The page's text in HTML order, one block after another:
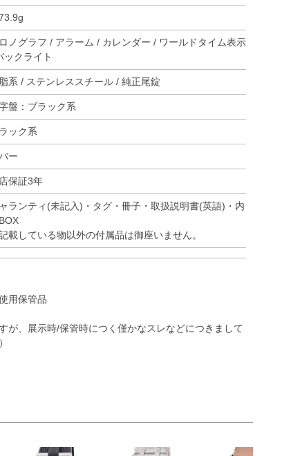
ノグラフ / アラーム / カレンダー / ワールドタイム表示
ックライト
系 / ステンレススチール / 純正尾錠
盤：ブラック系
ック系
ー
保証3年
ランティ(未記入)・タグ・冊子・取扱説明書(英語)・内
載している物以外の付属品は御座いません。
用保管品
が、展示時/保管時につく僅かなスレなどにつきまして